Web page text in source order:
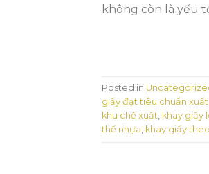
không còn là yếu
Posted in
giấy đạt tiêu chuẩn xuất
khu chế xuất, khay giấy
thế nhựa, khay giấy